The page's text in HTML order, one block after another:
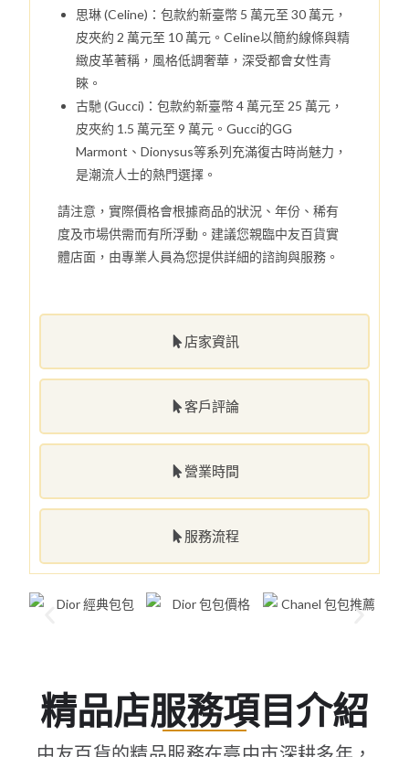
店家資訊
客戶評論
營業時間
服務流程
思琳 (Celine)：包款約新臺幣 5 萬元至 30 萬元，
皮夾約 2 萬元至 10 萬元。Celine以簡約線條與精
緻皮革著稱，風格低調奢華，深受都會女性青
睞。
古馳 (Gucci)：包款約新臺幣 4 萬元至 25 萬元，
皮夾約 1.5 萬元至 9 萬元。Gucci的GG
Marmont、Dionysus等系列充滿復古時尚魅力，
是潮流人士的熱門選擇。
請注意，實際價格會根據商品的狀況、年份、稀有
度及市場供需而有所浮動。建議您親臨中友百貨實
體店面，由專業人員為您提供詳細的諮詢與服務。
精品店服務項目介紹